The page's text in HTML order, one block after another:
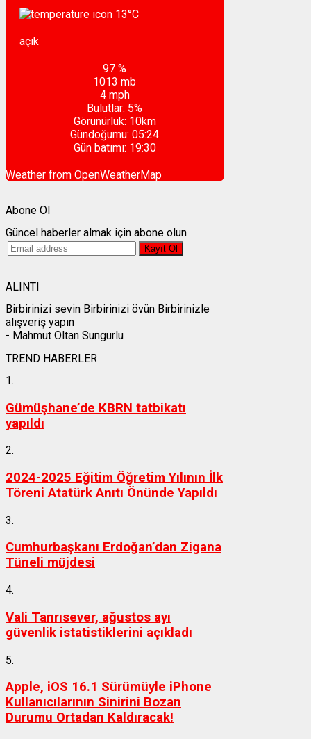
13°C
açık
97 %
1013 mb
4 mph
Bulutlar: 5%
Görünürlük: 10km
Gündoğumu: 05:24
Gün batımı: 19:30
Weather from OpenWeatherMap
Abone Ol
Güncel haberler almak için abone olun
ALINTI
Birbirinizi sevin Birbirinizi övün Birbirinizle
alışveriş yapın
- Mahmut Oltan Sungurlu
TREND HABERLER
1.
Gümüşhane’de KBRN tatbikatı
yapıldı
2.
2024-2025 Eğitim Öğretim Yılının İlk
Töreni Atatürk Anıtı Önünde Yapıldı
3.
Cumhurbaşkanı Erdoğan’dan Zigana
Tüneli müjdesi
4.
Vali Tanrısever, ağustos ayı
güvenlik istatistiklerini açıkladı
5.
Apple, iOS 16.1 Sürümüyle iPhone
Kullanıcılarının Sinirini Bozan
Durumu Ortadan Kaldıracak!